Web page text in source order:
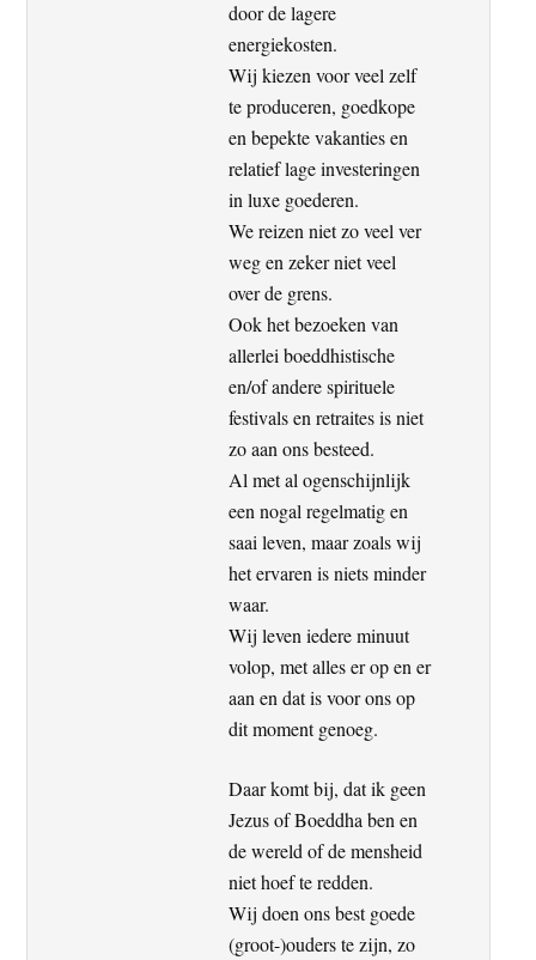
door de lagere
energiekosten.
Wij kiezen voor veel zelf
te produceren, goedkope
en bepekte vakanties en
relatief lage investeringen
in luxe goederen.
We reizen niet zo veel ver
weg en zeker niet veel
over de grens.
Ook het bezoeken van
allerlei boeddhistische
en/of andere spirituele
festivals en retraites is niet
zo aan ons besteed.
Al met al ogenschijnlijk
een nogal regelmatig en
saai leven, maar zoals wij
het ervaren is niets minder
waar.
Wij leven iedere minuut
volop, met alles er op en er
aan en dat is voor ons op
dit moment genoeg.
Daar komt bij, dat ik geen
Jezus of Boeddha ben en
de wereld of de mensheid
niet hoef te redden.
Wij doen ons best goede
(groot-)ouders te zijn, zo